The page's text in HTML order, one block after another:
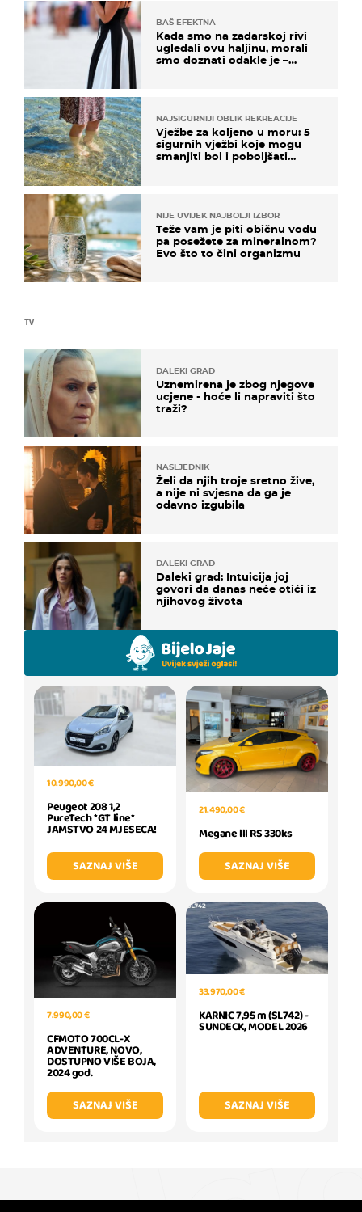
TV
DALEKI GRAD
Uznemirena je zbog njegove
ucjene - hoće li napraviti što
traži?
NASLJEDNIK
Želi da njih troje sretno žive,
a nije ni svjesna da ga je
odavno izgubila
DALEKI GRAD
Daleki grad: Intuicija joj
govori da danas neće otići iz
njihovog života
BAŠ EFEKTNA
Kada smo na zadarskoj rivi
ugledali ovu haljinu, morali
smo doznati odakle je –
NAJSIGURNIJI OBLIK REKREACIJE
Vježbe za koljeno u moru: 5
sigurnih vježbi koje mogu
smanjiti bol i poboljšati
NIJE UVIJEK NAJBOLJI IZBOR
Teže vam je piti običnu vodu
pa posežete za mineralnom?
Evo što to čini organizmu
10.990,00 €
Peugeot 208 1,2
PureTech *GT line*
JAMSTVO 24 MJESECA!
SAZNAJ VIŠE
21.490,00 €
Megane lll RS 330ks
SAZNAJ VIŠE
7.990,00 €
CFMOTO 700CL-X
ADVENTURE, NOVO,
DOSTUPNO VIŠE BOJA,
2024 god.
SAZNAJ VIŠE
33.970,00 €
KARNIC 7,95 m (SL742) -
SUNDECK, MODEL 2026
SAZNAJ VIŠE